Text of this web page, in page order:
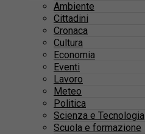
Ambiente
Cittadini
Cronaca
Cultura
Economia
Eventi
Lavoro
Meteo
Politica
Scienza e Tecnologia
Scuola e formazione